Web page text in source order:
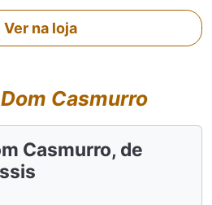
Ver na loja
Dom Casmurro
Casmurro, de